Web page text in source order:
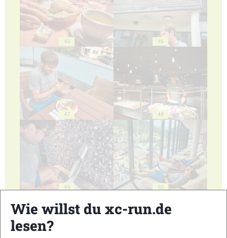
45 46
47 48
49 50
Wie willst du xc-run.de
lesen?